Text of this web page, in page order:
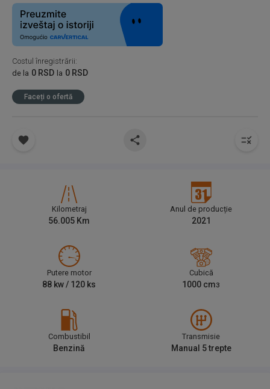
Costul înregistrării:
de la 0 RSD la 0 RSD
Faceți o ofertă
Kilometraj
56.005 Km
Anul de producție
2021
Putere motor
88 kw / 120 ks
Cubică
1000 cm3
Combustibil
Benzină
Transmisie
Manual 5 trepte